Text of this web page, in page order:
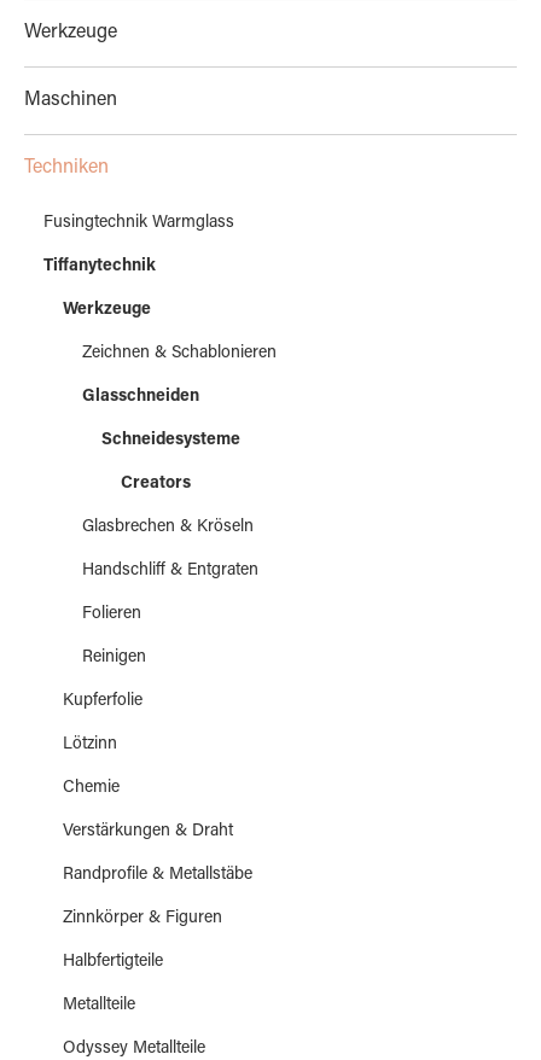
Werkzeuge
Maschinen
Techniken
Fusingtechnik Warmglass
Tiffanytechnik
Werkzeuge
Zeichnen & Schablonieren
Glasschneiden
Schneidesysteme
Creators
Glasbrechen & Kröseln
Handschliff & Entgraten
Folieren
Reinigen
Kupferfolie
Lötzinn
Chemie
Verstärkungen & Draht
Randprofile & Metallstäbe
Zinnkörper & Figuren
Halbfertigteile
Metallteile
Odyssey Metallteile